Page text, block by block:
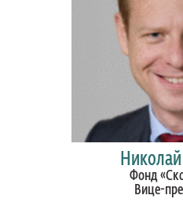
Фонд
Вице-